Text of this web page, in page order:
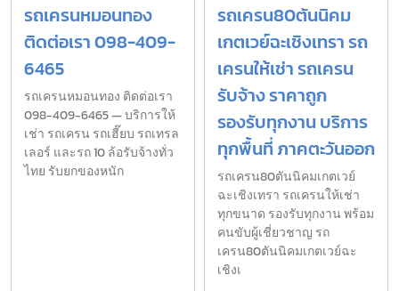
รถเครนหมอนทอง
ติดต่อเรา 098-409-
6465
รถเครนหมอนทอง ติดต่อเรา
098-409-6465 — บริการให้
เช่า รถเครน รถเฮี๊ยบ รถเทรล
เลอร์ และรถ 10 ล้อรับจ้างทั่ว
ไทย รับยกของหนัก
รถเครน80ตันนิคม
เกตเวย์ฉะเชิงเทรา รถ
เครนให้เช่า รถเครน
รับจ้าง ราคาถูก
รองรับทุกงาน บริการ
ทุกพื้นที่ ภาคตะวันออก
รถเครน80ตันนิคมเกตเวย์
ฉะเชิงเทรา รถเครนให้เช่า
ทุกขนาด รองรับทุกงาน พร้อม
คนขับผู้เชี่ยวชาญ รถ
เครน80ตันนิคมเกตเวย์ฉะ
เชิงเ